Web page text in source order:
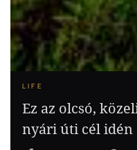
LIFE
Ez az olcsó,
nyári úti cél idén